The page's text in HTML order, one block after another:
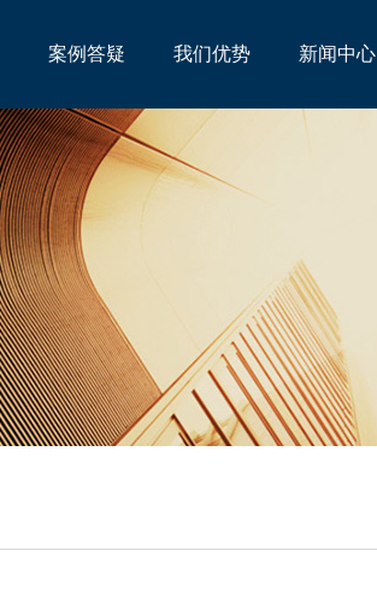
案例答疑 我们优势 新闻中心